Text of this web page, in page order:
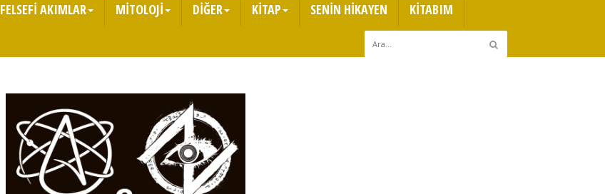
FELSEFİ AKIMLAR MİTOLOJİ DİĞER KİTAP SENİN HİKAYEN KİTABIM